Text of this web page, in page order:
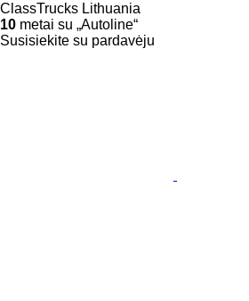
ClassTrucks Lithuania
10 metai su „Autoline“
Susisiekite su pardavėju